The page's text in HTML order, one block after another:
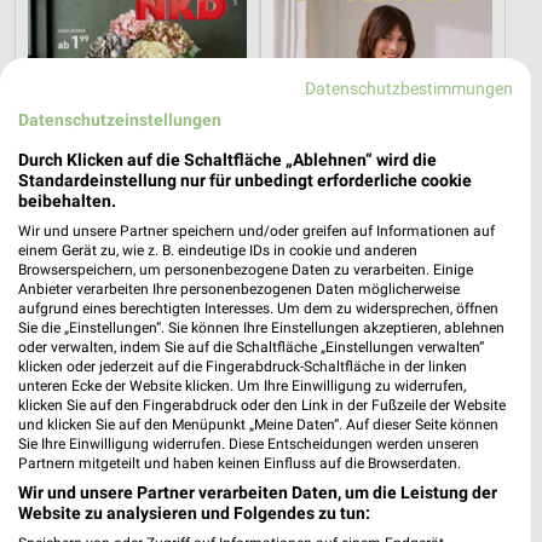
0,1 km
Herbstliche Deko-Woche
Gültig bis Di. 01.09.
31,2 km
Voilà, c’est moi
Gültig ab Mi. 12.08.
Kik NKD
Datenschutzbestimmungen
Datenschutzeinstellungen
Durch Klicken auf die Schaltfläche „Ablehnen“ wird die
Standardeinstellung nur für unbedingt erforderliche cookie
beibehalten.
Wir und unsere Partner speichern und/oder greifen auf Informationen auf
einem Gerät zu, wie z. B. eindeutige IDs in cookie und anderen
Browserspeichern, um personenbezogene Daten zu verarbeiten. Einige
Anbieter verarbeiten Ihre personenbezogenen Daten möglicherweise
aufgrund eines berechtigten Interesses. Um dem zu widersprechen, öffnen
Sie die „Einstellungen“. Sie können Ihre Einstellungen akzeptieren, ablehnen
oder verwalten, indem Sie auf die Schaltfläche „Einstellungen verwalten“
klicken oder jederzeit auf die Fingerabdruck-Schaltfläche in der linken
unteren Ecke der Website klicken. Um Ihre Einwilligung zu widerrufen,
klicken Sie auf den Fingerabdruck oder den Link in der Fußzeile der Website
und klicken Sie auf den Menüpunkt „Meine Daten“. Auf dieser Seite können
Sie Ihre Einwilligung widerrufen. Diese Entscheidungen werden unseren
Partnern mitgeteilt und haben keinen Einfluss auf die Browserdaten.
Wir und unsere Partner verarbeiten Daten, um die Leistung der
Website zu analysieren und Folgendes zu tun: